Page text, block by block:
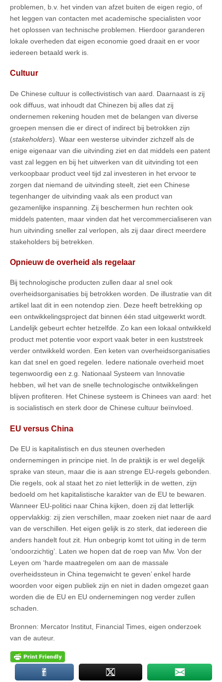
problemen, b.v. het vinden van afzet buiten de eigen regio, of
het leggen van contacten met academische specialisten voor
het oplossen van technische problemen. Hierdoor garanderen
lokale overheden dat eigen economie goed draait en er voor
iedereen betaald werk is.
Cultuur
De Chinese cultuur is collectivistisch van aard. Daarnaast is zij
ook diffuus, wat inhoudt dat Chinezen bij alles dat zij
ondernemen rekening houden met de belangen van diverse
groepen mensen die er direct of indirect bij betrokken zijn
(stakeholders). Waar een westerse uitvinder zichzelf als de
enige eigenaar van die uitvinding ziet en dat middels een patent
vast zal leggen en bij het uitwerken van dit uitvinding tot een
verkoopbaar product veel tijd zal investeren in het ervoor te
zorgen dat niemand de uitvinding steelt, ziet een Chinese
tegenhanger de uitvinding vaak als een product van
gezamenlijke inspanning. Zij beschermen hun rechten ook
middels patenten, maar vinden dat het vercommercialiseren van
hun uitvinding sneller zal verlopen, als zij daar direct meerdere
stakeholders bij betrekken.
Opnieuw de overheid als regelaar
Bij technologische producten zullen daar al snel ook
overheidsorganisaties bij betrokken worden. De illustratie van dit
artikel laat dit in een notendop zien. Deze heeft betrekking op
een ontwikkelingsproject dat binnen één stad uitgewerkt wordt.
Landelijk gebeurt echter hetzelfde. Zo kan een lokaal ontwikkeld
product met potentie voor export vaak beter in een kuststreek
verder ontwikkeld worden. Een keten van overheidsorganisaties
kan dat snel en goed regelen. Iedere nationale overheid moet
tegenwoordig een z.g. Nationaal Systeem van Innovatie
hebben, wil het van de snelle technologische ontwikkelingen
blijven profiteren. Het Chinese systeem is Chinees van aard: het
is socialistisch en sterk door de Chinese cultuur beïnvloed.
EU versus China
De EU is kapitalistisch en dus steunen overheden
ondernemingen in principe niet. In de praktijk is er wel degelijk
sprake van steun, maar die is aan strenge EU-regels gebonden.
Die regels, ook al staat het zo niet letterlijk in de wetten, zijn
bedoeld om het kapitalistische karakter van de EU te bewaren.
Wanneer EU-politici naar China kijken, doen zij dat letterlijk
oppervlakkig: zij zien verschillen, maar zoeken niet naar de aard
van de verschillen. Het eigen gelijk is zo sterk, dat iedereen die
anders handelt fout zit. Hun onbegrip komt tot uiting in de term
‘ondoorzichtig’. Laten we hopen dat de roep van Mw. Von der
Leyen om ‘harde maatregelen om aan de massale
overheidssteun in China tegenwicht te geven’ enkel harde
woorden voor eigen publiek zijn en niet in daden omgezet gaan
worden die de EU en EU ondernemingen nog verder zullen
schaden.
Bronnen: Mercator Institut, Financial Times, eigen onderzoek
van de auteur.